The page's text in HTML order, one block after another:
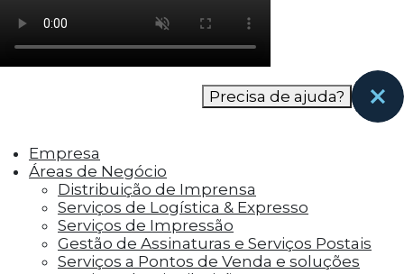
como os visitantes interagem com o site. Esses
cookies ajudam a fornecer informações sobre
as métricas do número de visitantes, taxa de
rejeição, origem do tráfego, etc.
funcionalidades, como compartilhar o
conteúdo do site em plataformas de social
media, coletar feedbacks e outros recursos de
terceiros.
Cookies Marketing
Precisa de ajuda?
Empresa
Áreas de Negócio
Distribuição de Imprensa
Serviços de Logística & Expresso
Serviços de Impressão
Gestão de Assinaturas e Serviços Postais
Serviços a Pontos de Venda e soluções